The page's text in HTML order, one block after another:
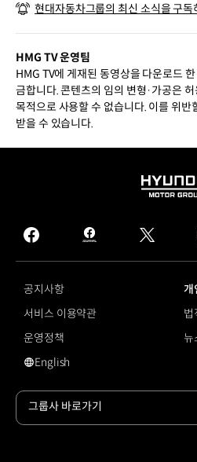
현대자동차그룹의 최신 소식을 구독
HMG TV 운영팀
HMG TV에 게재된 동영상을 다운로드
금합니다. 콘텐츠의 임의 변형·가공은
목적으로 사용할 수 없습니다. 이를 위반
받을 수 있습니다.
HYUNDAI
GROUP
facebook
hmg
journal
twitter
공지사항
개
서비스 이용약관
법
운영정책
뉴
영문 사이트로 이동
English
그룹사 바로가기